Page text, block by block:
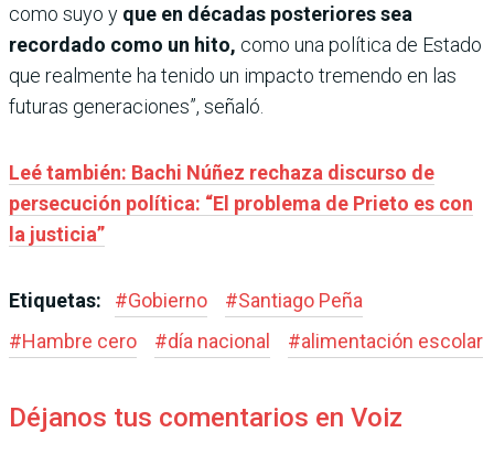
como suyo y que en décadas posteriores sea
recordado como un hito, como una política de Estado
que realmente ha tenido un impacto tremendo en las
futuras generaciones”, señaló.
Leé también: Bachi Núñez rechaza discurso de
persecución política: “El problema de Prieto es con
la justicia”
Etiquetas: #Gobierno #Santiago Peña
#Hambre cero #día nacional #alimentación escolar
Déjanos tus comentarios en Voiz